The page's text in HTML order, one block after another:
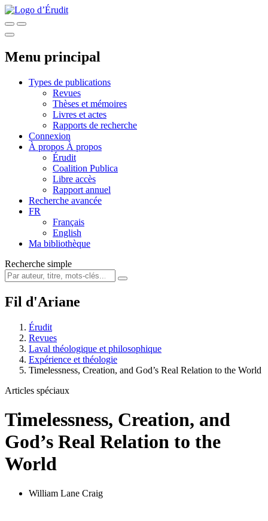
Menu principal
Types de publications
Revues
Thèses et mémoires
Livres et actes
Rapports de recherche
Connexion
À propos À propos
Érudit
Coalition Publica
Libre accès
Rapport annuel
Recherche avancée
FR
Français
English
Ma bibliothèque
Recherche simple
Fil d'Ariane
Érudit
Revues
Laval théologique et philosophique
Expérience et théologie
Timelessness, Creation, and God’s Real Relation to the World
Articles spéciaux
Timelessness, Creation, and
God’s Real Relation to the
World
William Lane Craig